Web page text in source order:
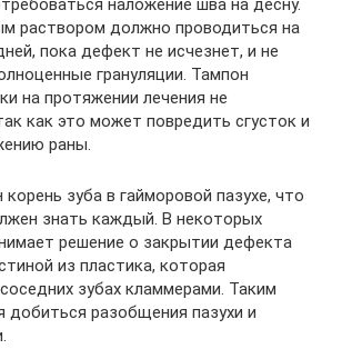
наложение шва на десну.
раствором должно проводиться на
пока дефект не исчезнет, и не
грануляции. Тампон
на протяжении лечения не
как это может повредить сгусток и
раны.
зуба в гайморовой пазухе, что
знать каждый. В некоторых
решение о закрытии дефекта
из пластика, которая
зубах кламмерами. Таким
добиться разобщения пазухи и